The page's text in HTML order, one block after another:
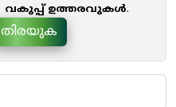
വകുപ്പ് ഉത്തരവുകൾ.
തിരയുക